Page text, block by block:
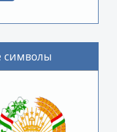
символы